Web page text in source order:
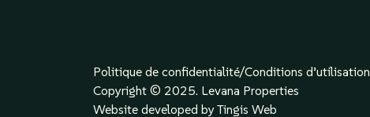
Politique de confidentialité/Conditions d’utilisation
Copyright © 2025. Levana Properties
Website developed by Tingis Web